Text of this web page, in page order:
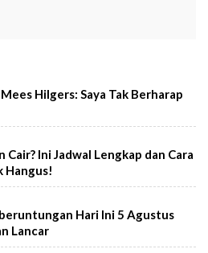
Hilgers: Saya Tak Berharap
Cair? Ini Jadwal Lengkap dan Cara
Hangus!
Hari Ini 5 Agustus
Lancar